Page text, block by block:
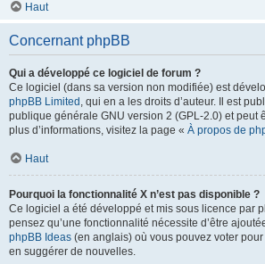
Haut
Concernant phpBB
Qui a développé ce logiciel de forum ?
Ce logiciel (dans sa version non modifiée) est
phpBB Limited , qui en a les droits d’auteur. Il est
publique générale GNU version 2 (GPL-2.0) et peut
plus d’informations, visitez la page « À propos de
Haut
Pourquoi la fonctionnalité X n’est pas disponible ?
Ce logiciel a été développé et mis sous licence par
pensez qu’une fonctionnalité nécessite d’être
phpBB Ideas (en anglais) où vous pouvez voter
en suggérer de nouvelles.